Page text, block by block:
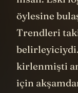
öylesine
Trendleri
kirlenmişti
için